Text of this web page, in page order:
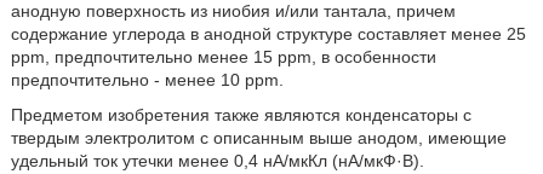
анодную поверхность из ниобия и/или тантала, причем
содержание углерода в анодной структуре составляет менее 25
ppm, предпочтительно менее 15 ppm, в особенности
предпочтительно - менее 10 ppm.
Предметом изобретения также являются конденсаторы с
твердым электролитом с описанным выше анодом, имеющие
удельный ток утечки менее 0,4 нА/мкКл (нА/мкФ·В).